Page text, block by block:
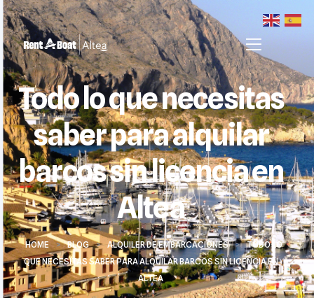
Todo lo que necesitas
saber para alquilar
barcos sin licencia en
Altea
HOME > BLOG > ALQUILER DE EMBARCACIONES > TODO LO
QUE NECESITAS SABER PARA ALQUILAR BARCOS SIN LICENCIA EN
ALTEA